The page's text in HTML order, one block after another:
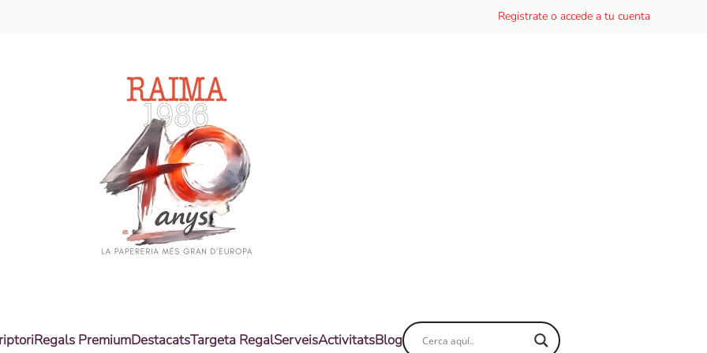
Registrate o accede a tu cuenta
Regals PremiumDestacatsTargeta RegalServeisActivitatsBlog